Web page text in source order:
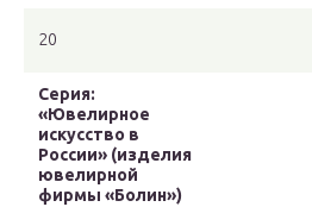
20
Серия:
«Ювелирное
искусство в
России» (изделия
ювелирной
фирмы «Болин»)